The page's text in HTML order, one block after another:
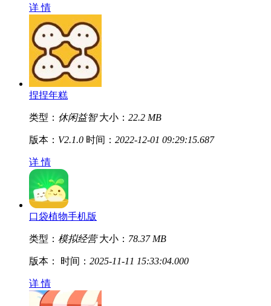
详 情
捏捏年糕
类型： 休闲益智 大小： 22.2 MB
版本： V2.1.0 时间： 2022-12-01 09:29:15.687
详 情
口袋植物手机版
类型： 模拟经营 大小： 78.37 MB
版本： 时间： 2025-11-11 15:33:04.000
详 情